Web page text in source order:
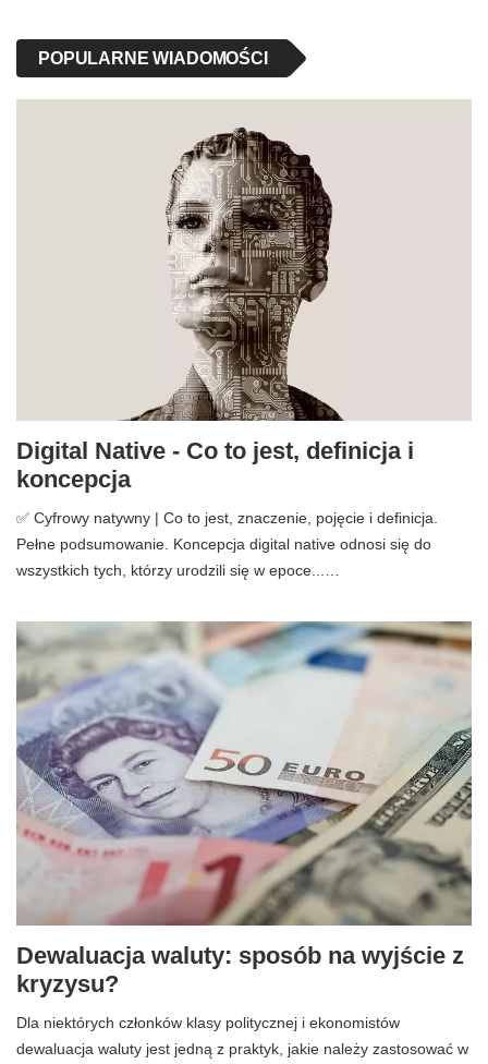
POPULARNE WIADOMOŚCI
Digital Native - Co to jest, definicja i
koncepcja
✅ Cyfrowy natywny | Co to jest, znaczenie, pojęcie i definicja.
Pełne podsumowanie. Koncepcja digital native odnosi się do
wszystkich tych, którzy urodzili się w epoce...…
Dewaluacja waluty: sposób na wyjście z
kryzysu?
Dla niektórych członków klasy politycznej i ekonomistów
dewaluacja waluty jest jedną z praktyk, jakie należy zastosować w